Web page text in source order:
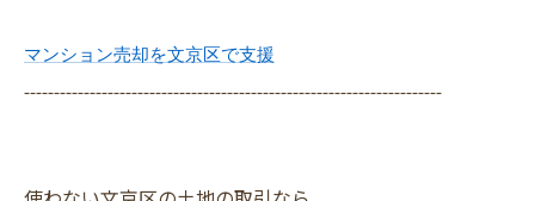
マンション売却を文京区で支援
----------------------------------------------------------------------